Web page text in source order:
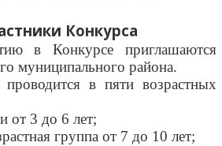
Конкурса
в Конкурсе приглашаются
муниципального района.
в пяти возрастных
от 3 до 6 лет;
группа от 7 до 10 лет;